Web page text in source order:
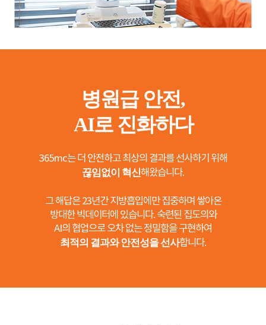
복부
정**/25.09.20
지방흡입후 바로 일상 복귀했어요 큰 부기나 통증 없이 빠르게 회복했
허벅지
후기만 보고 반신반의했는데 직접 와보니
알겠어요
병원급 안전,
AI로 진화하다
365mc는 더 안전하고 최상의 결과를 선사하기 위해
끊임없이 혁신해왔습니다.
그 해답은 23년간 지방흡입에만 집중하며 쌓아온
방대한 빅데이터에 있습니다. 숙련된 집도의와
AI의 협업으로 오차 없는 정밀함을 구현하여
최적의 결과와 안전성을 선사합니다.